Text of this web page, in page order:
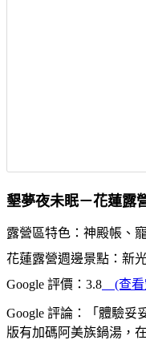
墾夢夜未眠－花蓮露
露營區特色：神殿帳、
花蓮露營週邊景點：新
Google 評價：3.8 (查看
Google 評論：「體驗妥
版有加碼阿美族鍋湯，